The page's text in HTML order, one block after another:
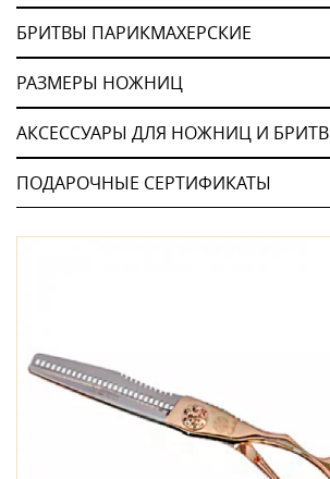
БРИТВЫ ПАРИКМАХЕРСКИЕ
РАЗМЕРЫ НОЖНИЦ
АКСЕССУАРЫ ДЛЯ НОЖНИЦ И БРИТВ
ПОДАРОЧНЫЕ СЕРТИФИКАТЫ